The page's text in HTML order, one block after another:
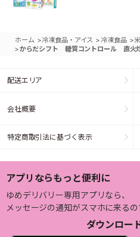
ホーム >冷凍食品・アイス > 冷凍食品 >
>からだシフト 糖質コントロール 直火
配送エリア
会社概要
特定商取引法に基づく表示
アプリならもっと便利に
ゆめデリバリー専用アプリなら、
メッセージの通知がスマホに来るの
ダウンロー